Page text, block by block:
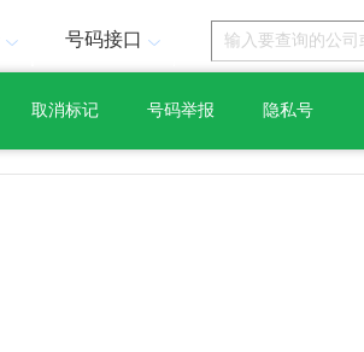
号码接口
取消标记 号码举报 隐私号